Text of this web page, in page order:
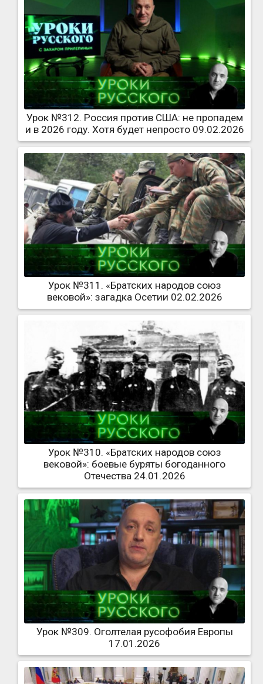
Урок №312. Россия против США: не пропадем
и в 2026 году. Хотя будет непросто 09.02.2026
Урок №311. «Братских народов союз
вековой»: загадка Осетии 02.02.2026
Урок №310. «Братских народов союз
вековой»: боевые буряты богоданного
Отечества 24.01.2026
Урок №309. Оголтелая русофобия Европы
17.01.2026